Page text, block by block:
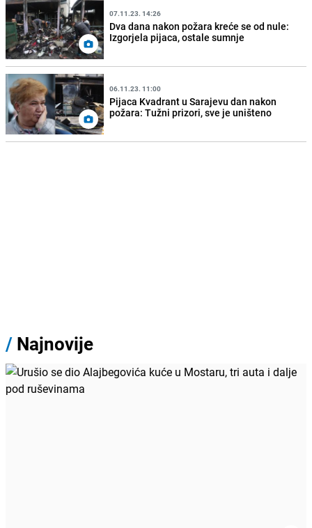
07.11.23. 14:26
Dva dana nakon požara kreće se od nule:
Izgorjela pijaca, ostale sumnje
06.11.23. 11:00
Pijaca Kvadrant u Sarajevu dan nakon
požara: Tužni prizori, sve je uništeno
/ Najnovije